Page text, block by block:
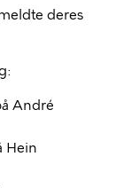
deres
André
Hein